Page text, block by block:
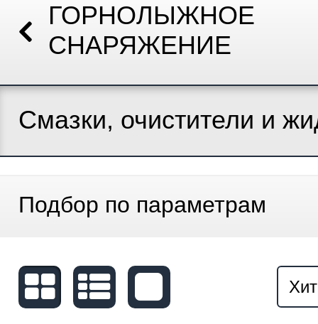
ГОРНОЛЫЖНОЕ
СНАРЯЖЕНИЕ
Смазки, очистители и
Подбор по параметрам